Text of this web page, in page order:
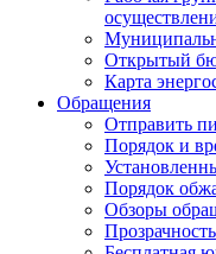
Открытый
Карта
Обращения
Отправить
Порядок и
Порядок
Обзоры
Прозрачность